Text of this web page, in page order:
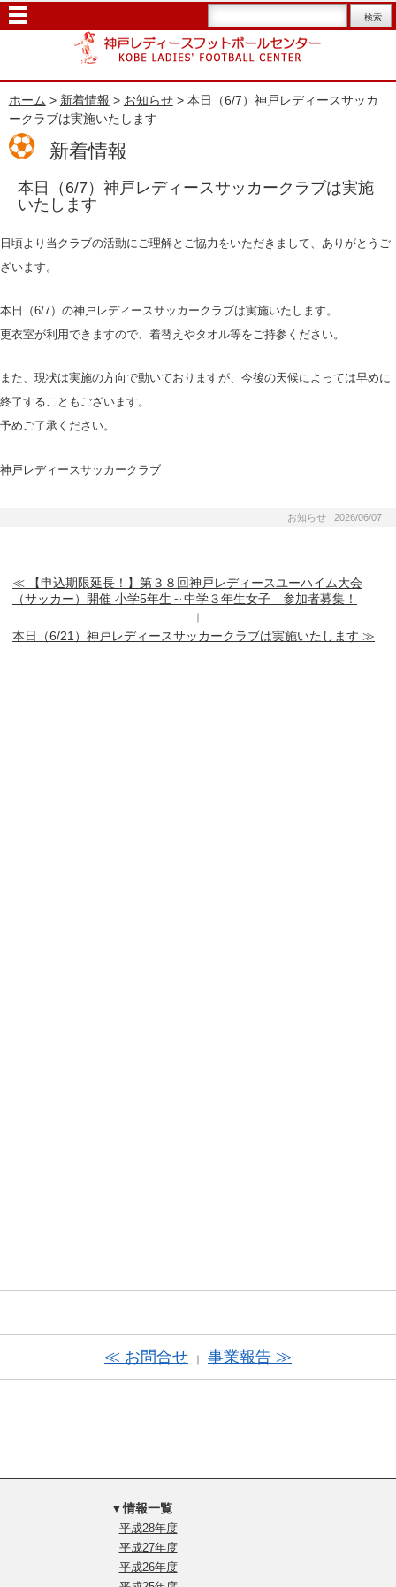
ホーム > 新着情報 > お知らせ> 本日（6/7）神戸レディースサッカ
ークラブは実施いたします
新着情報
本日（6/7）神戸レディースサッカークラブは実施
いたします
日頃より当クラブの活動にご理解とご協力をいただきまして、ありがとうご
ざいます。
本日（6/7）の神戸レディースサッカークラブは実施いたします。
更衣室が利用できますので、着替えやタオル等をご持参ください。
また、現状は実施の方向で動いておりますが、今後の天候によっては早めに
終了することもございます。
予めご了承ください。
神戸レディースサッカークラブ
お知らせ 2026/06/07
≪ 【申込期限延長！】第３８回神戸レディースユーハイム大会
（サッカー）開催 小学5年生～中学３年生女子 参加者募集！
｜
本日（6/21）神戸レディースサッカークラブは実施いたします ≫
≪ お問合せ ｜ 事業報告 ≫
▼情報一覧
平成28年度
平成27年度
平成26年度